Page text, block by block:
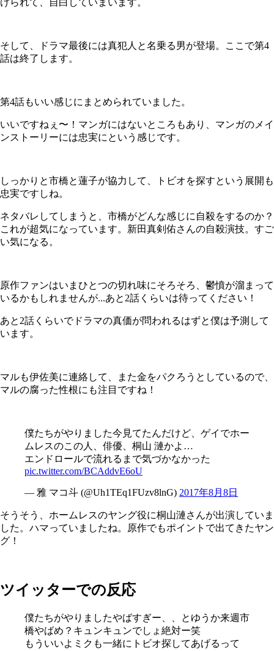
そして、ドラマ最後には真犯人と名乗る男が登場。ここで第4
話は終了します。
第4話もいい感じにまとめられていました。
いいですねぇ〜！マンガにはないところもあり、マンガのメイ
ンストーリーには忠実にという感じです。
しっかりと市橋と蓮子が協力して、トビオを探すという展開も
忠実ですしね。
ネタバレしてしまうと、市橋がどんな感じに自殺をするのか？
これが超気になっています。新田真剣佑さんの自殺演技。すご
い気になる。
原作ファンはいまひとつの切れ味にそろそろ、鬱憤が溜まって
いるかもしれませんが...あと2話くらいは待ってください！
あと2話くらいでドラマの真価が問われるはずと僕は予測して
います。
マルも伊佐美に連絡して、また金をパクろうとしているので、
マルの腐った性根にも注目ですね！
僕たちがやりました今見てたんだけど、ゲイでホー
ムレスのこの人、俳優、桐山 漣かよ…
エンドロールで流れるまで気づかなかった
pic.twitter.com/BCAddvE6oU
— 雅 マコ斗 (@Uh1TEq1FUzv8lnG) 2017年8月8日
そうそう、ホームレスのヤング役に桐山漣さんが出演していま
した。ハマっていましたね。原作でもポイントで出てきたヤン
グ！
ツイッターでの反応
僕たちがやりましたやばすぎー、、とゆうか来週市
橋やばめ？キュンキュンでしょ絶対ー笑
もういいよミクも一緒にトビオ探してあげるって